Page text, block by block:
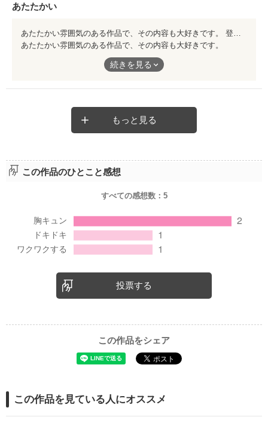
あたたかい
あたたかい雰囲気のある作品で、その内容も大好きです。 登場人物の行動に、きゅんきゅんさせていただきました！ 素敵な作品です！ ぜひ、ご一読を！
あたたかい雰囲気のある作品で、その内容も大好きです。
登場人物の行動に、きゅんきゅんさせていただきました！
続きを見る
もっと見る
この作品のひとこと感想
すべての感想数： 5
投票する
この作品をシェア
この作品を見ている人にオススメ